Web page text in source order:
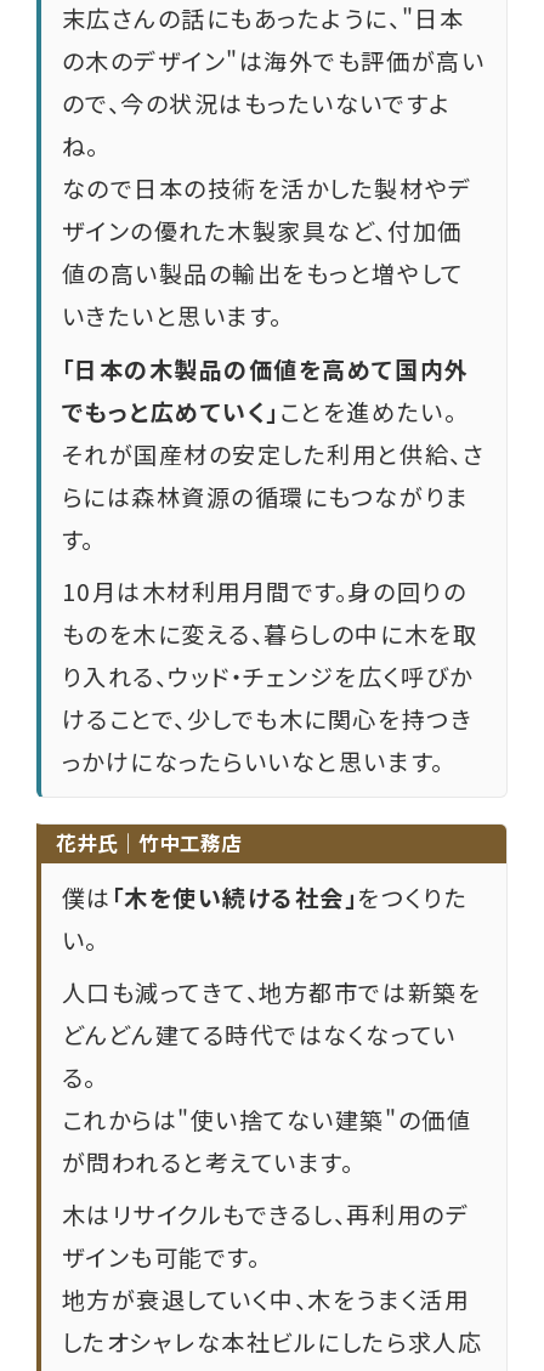
末広さんの話にもあったように、"日本
の木のデザイン"は海外でも評価が高い
ので、今の状況はもったいないですよ
ね。
なので日本の技術を活かした製材やデ
ザインの優れた木製家具など、付加価
値の高い製品の輸出をもっと増やして
いきたいと思います。
「日本の木製品の価値を高めて国内外
でもっと広めていく」 ことを進めたい。
それが国産材の安定した利用と供給、さ
らには森林資源の循環にもつながりま
す。
10月は木材利用月間です。身の回りの
ものを木に変える、暮らしの中に木を取
り入れる、ウッド・チェンジを広く呼びか
けることで、少しでも木に関心を持つき
っかけになったらいいなと思います。
花井氏｜竹中工務店
僕は 「木を使い続ける社会」をつくりた
い。
人口も減ってきて、地方都市では新築を
どんどん建てる時代ではなくなってい
る。
これからは"使い捨てない建築"の価値
が問われると考えています。
木はリサイクルもできるし、再利用のデ
ザインも可能です。
地方が衰退していく中、木をうまく活用
したオシャレな本社ビルにしたら求人応